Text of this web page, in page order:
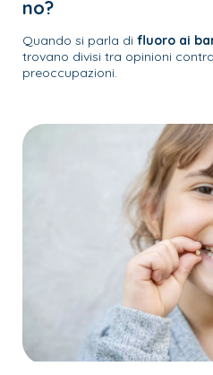
no?
Quando si parla di fluoro ai
trovano divisi tra opinioni
preoccupazioni.